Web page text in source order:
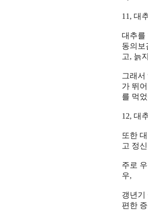
11,대
대추를
동의보
고, 늙지
그래서
가 뛰
를 먹
12,대
또한
고 정
주로
우,
갱년기
편한